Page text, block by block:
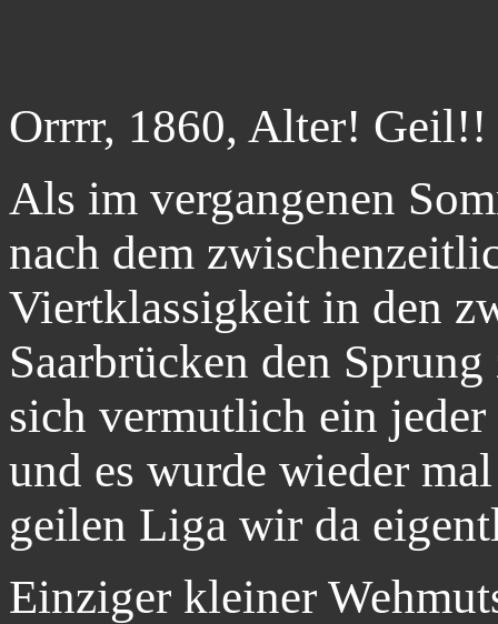
Orrrr, 1860, Alter! Geil!!
Als im vergangenen
nach dem
Viertklassigkeit in den
Saarbrücken den
sich vermutlich ein
und es wurde wieder
geilen Liga wir da
Einziger kleiner